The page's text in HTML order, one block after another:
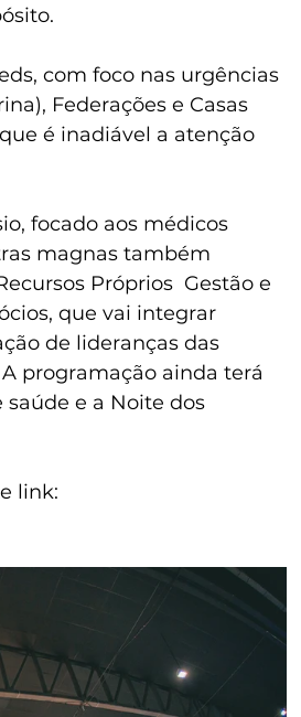
com foco nas urgências
Federações e Casas
é inadiável a atenção
focado aos médicos
magnas também
Próprios  Gestão e
que vai integrar
de lideranças das
programação ainda terá
saúde e a Noite dos
link: